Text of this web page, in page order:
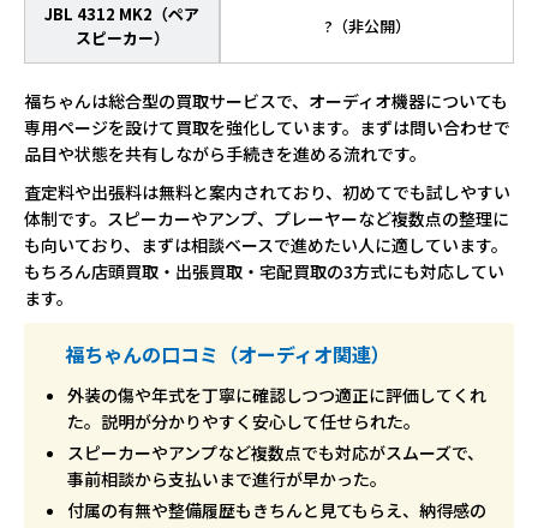
JBL 4312 MK2（ペア
スピーカー）
?（非公開）
福ちゃんは総合型の買取サービスで、オーディオ機器についても
専用ページを設けて買取を強化しています。まずは問い合わせで
品目や状態を共有しながら手続きを進める流れです。
査定料や出張料は無料と案内されており、初めてでも試しやすい
体制です。スピーカーやアンプ、プレーヤーなど複数点の整理に
も向いており、まずは相談ベースで進めたい人に適しています。
もちろん店頭買取・出張買取・宅配買取の3方式にも対応してい
ます。
福ちゃんの口コミ（オーディオ関連）
外装の傷や年式を丁寧に確認しつつ適正に評価してくれ
た。説明が分かりやすく安心して任せられた。
スピーカーやアンプなど複数点でも対応がスムーズで、
事前相談から支払いまで進行が早かった。
付属の有無や整備履歴もきちんと見てもらえ、納得感の